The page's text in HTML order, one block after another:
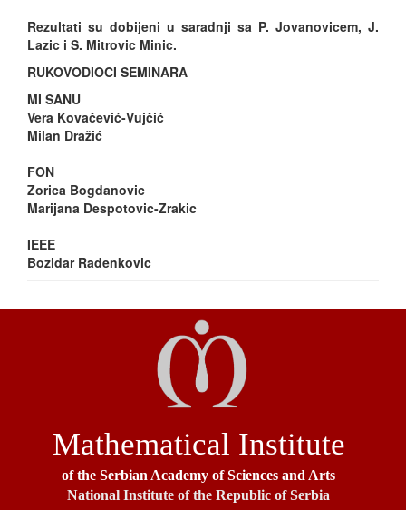
Rezultati su dobijeni u saradnji sa P. Jovanovicem, J.
Lazic i S. Mitrovic Minic.
RUKOVODIOCI SEMINARA
MI SANU
Vera Kovačević-Vujčić
Milan Dražić
FON
Zorica Bogdanovic
Marijana Despotovic-Zrakic
IEEE
Bozidar Radenkovic
Mathematical Institute
of the Serbian Academy of Sciences and Arts
National Institute of the Republic of Serbia